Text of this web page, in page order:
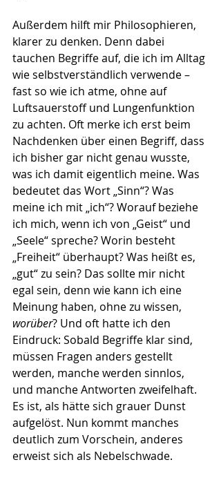
Außerdem hilft mir Philosophieren,
klarer zu denken. Denn dabei
tauchen Begriffe auf, die ich im Alltag
wie selbstverständlich verwende –
fast so wie ich atme, ohne auf
Luftsauerstoff und Lungenfunktion
zu achten. Oft merke ich erst beim
Nachdenken über einen Begriff, dass
ich bisher gar nicht genau wusste,
was ich damit eigentlich meine. Was
bedeutet das Wort „Sinn“? Was
meine ich mit „ich“? Worauf beziehe
ich mich, wenn ich von „Geist“ und
„Seele“ spreche? Worin besteht
„Freiheit“ überhaupt? Was heißt es,
„gut“ zu sein? Das sollte mir nicht
egal sein, denn wie kann ich eine
Meinung haben, ohne zu wissen,
worüber? Und oft hatte ich den
Eindruck: Sobald Begriffe klar sind,
müssen Fragen anders gestellt
werden, manche werden sinnlos,
und manche Antworten zweifelhaft.
Es ist, als hätte sich grauer Dunst
aufgelöst. Nun kommt manches
deutlich zum Vorschein, anderes
erweist sich als Nebelschwade.